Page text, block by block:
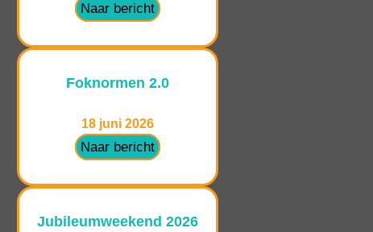
Naar bericht
Foknormen 2.0
18 juni 2026
Naar bericht
Jubileumweekend 2026